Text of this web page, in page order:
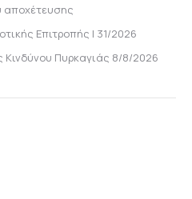
αποχέτευσης
Επιτροπής | 31/2026
Πυρκαγιάς 8/8/2026